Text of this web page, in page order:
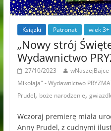
Książki Patronat wiek 3+
„Nowy strój
Wydawnictwo
27/10/2023 wNaszejBajce
Mikołaja" - Wydawnictwo
Prudel, boże narodzenie,
Wczoraj premierę miała
Anny Prudel, z cudnymi